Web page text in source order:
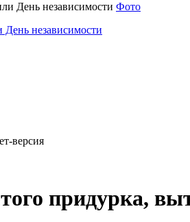
Фото
независимости
версия
придурка,